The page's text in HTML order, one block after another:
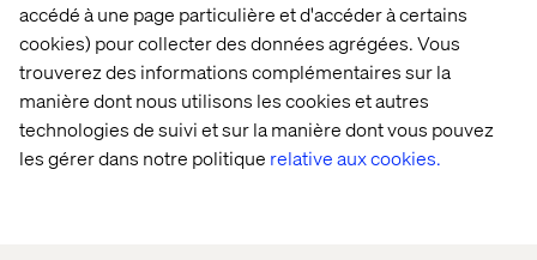
accédé à une page particulière et d'accéder à certains
cookies) pour collecter des données agrégées. Vous
trouverez des informations complémentaires sur la
manière dont nous utilisons les cookies et autres
technologies de suivi et sur la manière dont vous pouvez
les gérer dans notre politique relative aux cookies.
Déclaration sur les cookies
Déclaration de confidentialité